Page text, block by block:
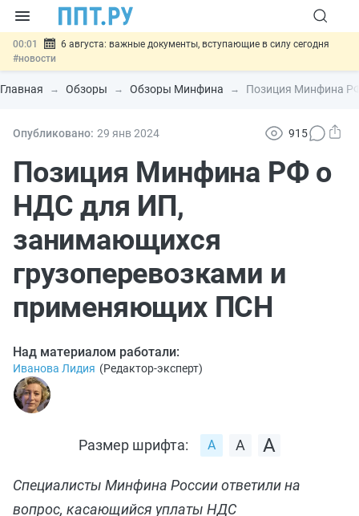
00:01
6 августа: важные документы, вступающие в силу сегодня
#новости
05.08 Обновили сообщения НПФ о договорах НПО и долгосрочных
сбережений#новости
05.08 Систему страхования вкладов распространили на электронные
05.08
Подписан закон об упрощении госзакупок по 44-ФЗ
#новости
Главная Обзоры Обзоры Минфина Позиция Минфина
Опубликовано: 29 янв2024 915
Позиция Минфина РФ о
НДС для ИП,
занимающихся
грузоперевозками и
применяющих ПСН
Над материалом работали:
Иванова Лидия (Редактор-эксперт)
Размер шрифта:
Специалисты Минфина России ответили на
вопрос, касающийся уплаты НДС